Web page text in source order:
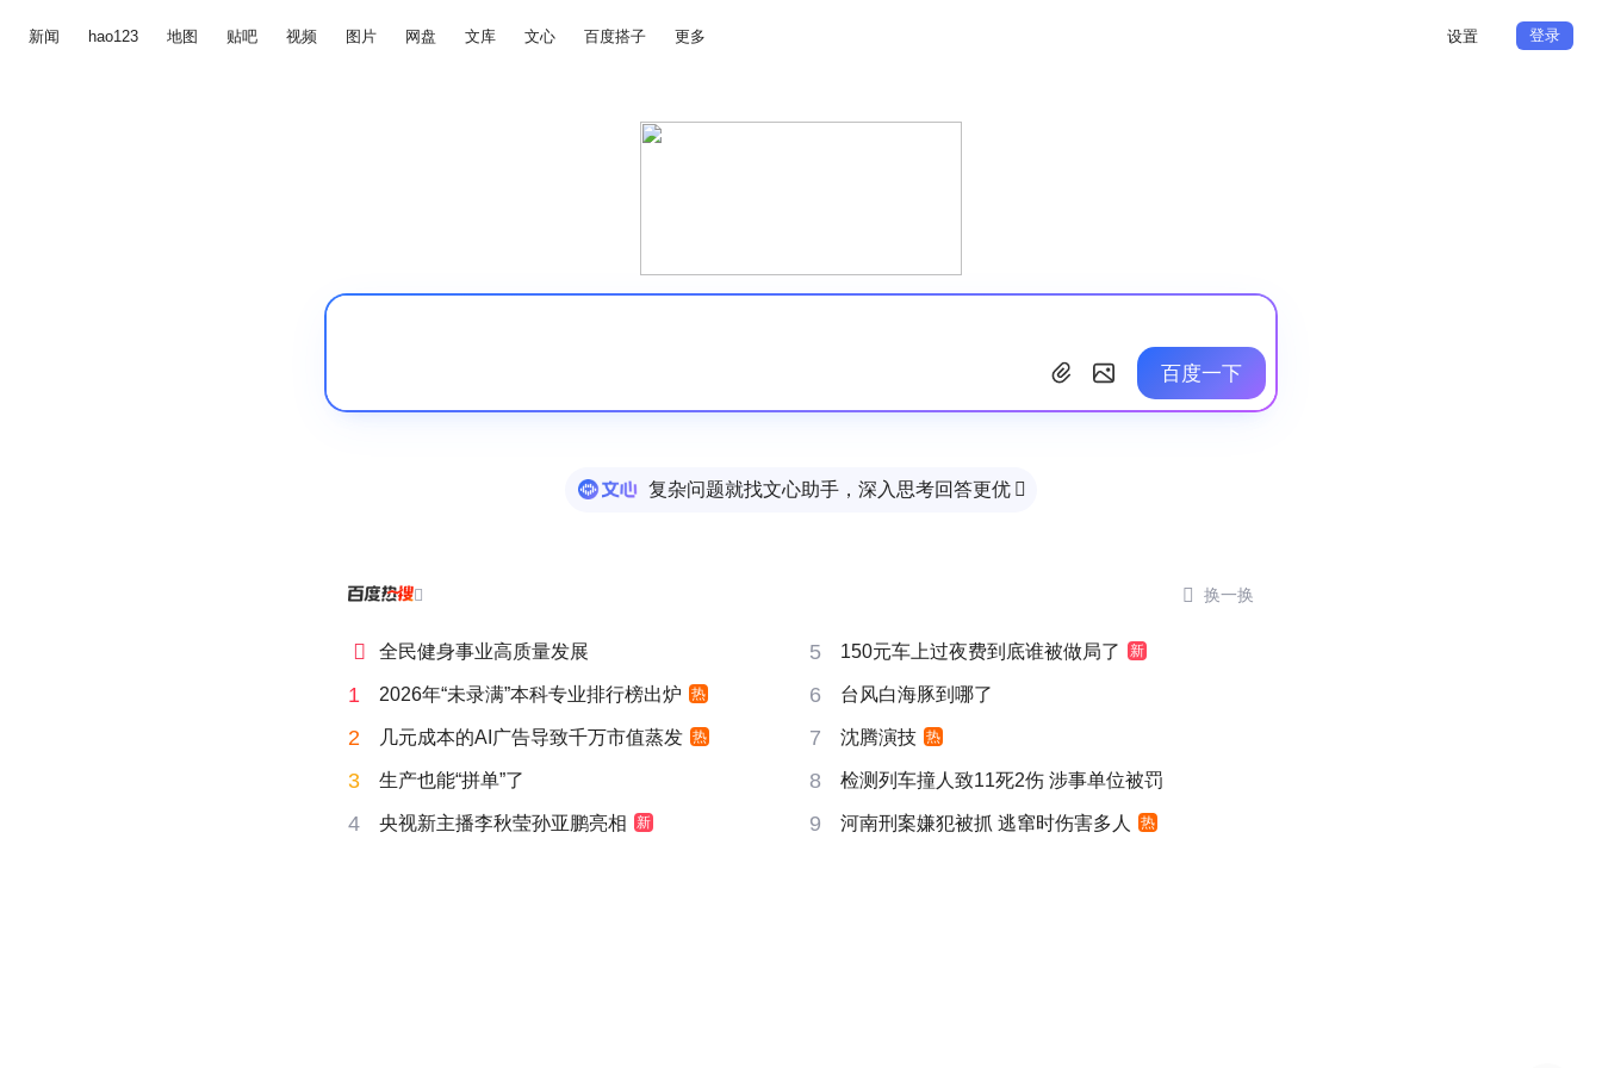
新闻 hao123 地图 贴吧 视频 图片 网盘 文库 文心 百度搭子 更多 设置 登录
百度一下
复杂问题就找文心助手，深入思考回答更优 
  换一换
 全民健身事业高质量发展 5 150元车上过夜费到底谁被做局了 新
1 2026年“未录满”本科专业排行榜出炉 热 6 台风白海豚到哪了
2 几元成本的AI广告导致千万市值蒸发 热 7 沈腾演技 热
3 生产也能“拼单”了 8 检测列车撞人致11死2伤 涉事单位被罚
4 央视新主播李秋莹孙亚鹏亮相 新 9 河南刑案嫌犯被抓 逃窜时伤害多人 热